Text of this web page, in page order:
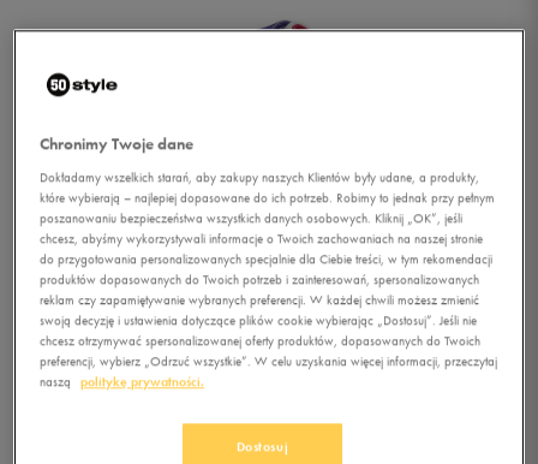
ADIDAS SNICE 4 CF I
Chronimy Twoje dane
Dokładamy wszelkich starań, aby zakupy naszych Klientów były udane, a produkty,
które wybierają – najlepiej dopasowane do ich potrzeb. Robimy to jednak przy pełnym
poszanowaniu bezpieczeństwa wszystkich danych osobowych. Kliknij „OK”, jeśli
chcesz, abyśmy wykorzystywali informacje o Twoich zachowaniach na naszej stronie
do przygotowania personalizowanych specjalnie dla Ciebie treści, w tym rekomendacji
produktów dopasowanych do Twoich potrzeb i zainteresowań, spersonalizowanych
reklam czy zapamiętywanie wybranych preferencji. W każdej chwili możesz zmienić
swoją decyzję i ustawienia dotyczące plików cookie wybierając „Dostosuj”. Jeśli nie
chcesz otrzymywać spersonalizowanej oferty produktów, dopasowanych do Twoich
preferencji, wybierz „Odrzuć wszystkie”. W celu uzyskania więcej informacji, przeczytaj
naszą
politykę prywatności.
Dostosuj